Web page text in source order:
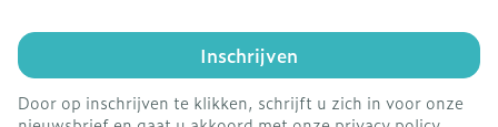
Inschrijven
Door op inschrijven te klikken, schrijft u zich in voor onze